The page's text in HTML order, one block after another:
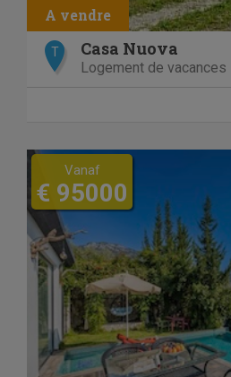
T Casa Nuova
Logement de vacances
Vanaf
€ 95000